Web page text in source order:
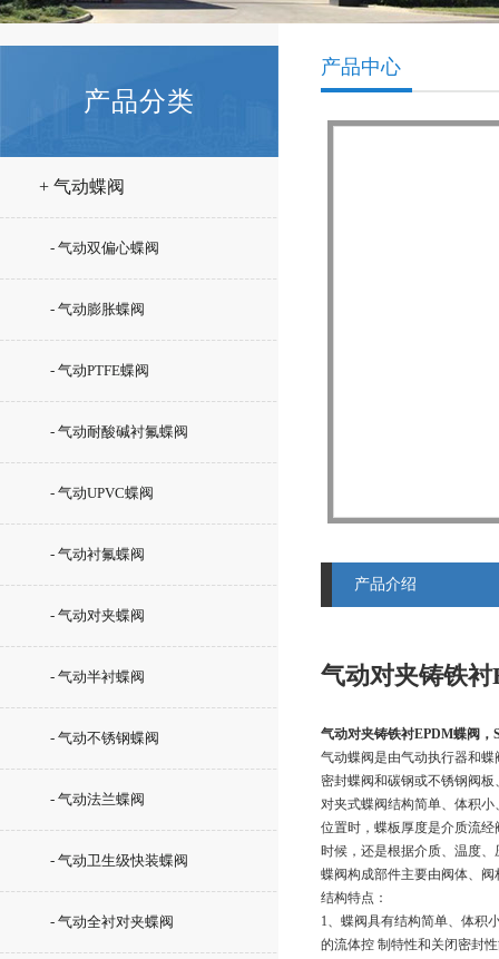
产品分类
+ 气动蝶阀
- 气动双偏心蝶阀
- 气动膨胀蝶阀
- 气动PTFE蝶阀
- 气动耐酸碱衬氟蝶阀
- 气动UPVC蝶阀
- 气动衬氟蝶阀
- 气动对夹蝶阀
- 气动半衬蝶阀
- 气动不锈钢蝶阀
- 气动法兰蝶阀
- 气动卫生级快装蝶阀
- 气动全衬对夹蝶阀
产品中心
产品介绍
气动对夹铸铁衬
气动对夹铸铁衬EPDM蝶阀，
气动蝶阀是由气动执行器和
密封蝶阀和碳钢或不锈钢阀
对夹式蝶阀结构简单、体积
位置时，蝶板厚度是介质流
时候，还是根据介质、温度
蝶阀构成部件主要由阀体、
结构特点：
1、蝶阀具有结构简单、体积
的流体控 制特性和关闭密封